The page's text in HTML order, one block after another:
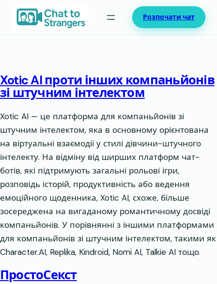
Перейти
Розпочати чат
Xotic AI проти інших компаньйонів
зі штучним інтелектом
Xotic AI — це платформа для компаньйонів зі
штучним інтелектом, яка в основному орієнтована
на віртуальні взаємодії у стилі дівчини-штучного
інтелекту. На відміну від ширших платформ чат-
ботів, які підтримують загальні рольові ігри,
розповідь історій, продуктивність або ведення
емоційного щоденника, Xotic AI, схоже, більше
зосереджена на вигаданому романтичному досвіді
компаньйонів. У порівнянні з іншими платформами
для компаньйонів зі штучним інтелектом, такими як
Character.AI, Replika, Kindroid, Nomi AI, Talkie AI тощо.
ПростоСекст